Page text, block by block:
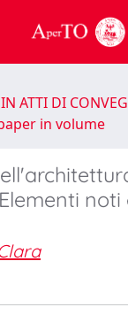
ATTI DI
in volume
noti